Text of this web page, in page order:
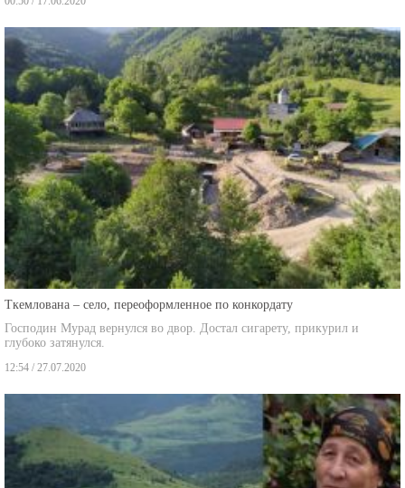
Ткемлована – село, переоформленное по конкордату
Господин Мурад вернулся во двор. Достал сигарету, прикурил и
глубоко затянулся.
12:54 / 27.07.2020